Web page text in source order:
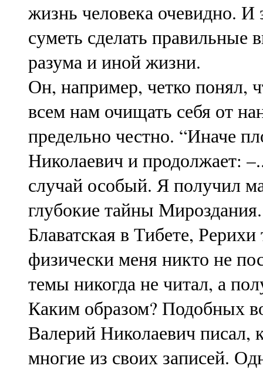
жизнь человека очевидно. И
суметь сделать правильные
разума и иной жизни.
Он, например, четко понял,
всем нам очищать себя от
предельно честно. “Иначе
Николаевич и продолжает:
случай особый. Я получил
глубокие тайны
Блаватская в Тибете,
физически меня никто не
темы никогда не читал, а
Каким образом? Подобных
Валерий Николаевич
многие из своих записей.